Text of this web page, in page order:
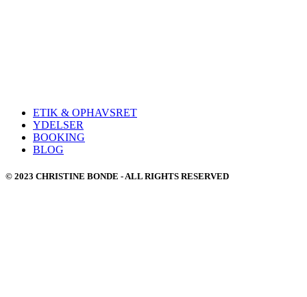
ETIK & OPHAVSRET
YDELSER
BOOKING
BLOG
© 2023 CHRISTINE BONDE - ALL RIGHTS RESERVED